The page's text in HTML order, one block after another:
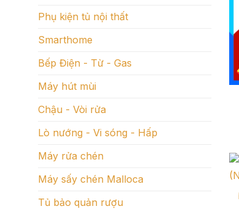
Phụ kiện tủ nội thất
Smarthome
Bếp Điện - Từ - Gas
Máy hút mùi
Chậu - Vòi rửa
Lò nướng - Vi sóng - Hấp
Máy rửa chén
Máy sấy chén Malloca
Tủ bảo quản rượu